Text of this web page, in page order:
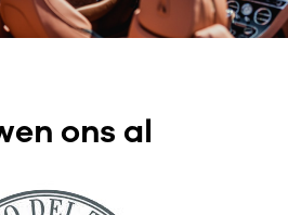
ons al